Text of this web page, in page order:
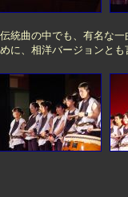
統曲の中でも、有名な
に、相洋バージョンと